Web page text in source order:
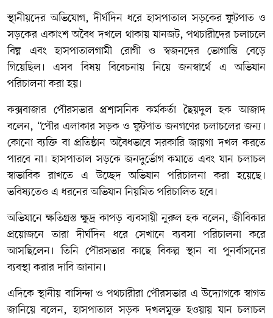
স্থানীয়দের অভিযোগ, দীর্ঘদিন ধরে হাসপাতাল সড়কের ফুটপাত ও
সড়কের একাংশ অবৈধ দখলে থাকায় যানজট, পথচারীদের চলাচলে
বিঘ্ন এবং হাসপাতালগামী রোগী ও স্বজনদের ভোগান্তি বেড়ে
গিয়েছিল। এসব বিষয় বিবেচনায় নিয়ে জনস্বার্থে এ অভিযান
পরিচালনা করা হয়।
কক্সবাজার পৌরসভার প্রশাসনিক কর্মকর্তা ছৈয়দুল হক আজাদ
বলেন, “পৌর এলাকার সড়ক ও ফুটপাত জনগণের চলাচলের জন্য।
কোনো ব্যক্তি বা প্রতিষ্ঠান অবৈধভাবে সরকারি জায়গা দখল করতে
পারবে না। হাসপাতাল সড়কে জনদুর্ভোগ কমাতে এবং যান চলাচল
স্বাভাবিক রাখতে এ উচ্ছেদ অভিযান পরিচালনা করা হয়েছে।
ভবিষ্যতেও এ ধরনের অভিযান নিয়মিত পরিচালিত হবে।
অভিযানে ক্ষতিগ্রস্ত ক্ষুদ্র কাপড় ব্যবসায়ী নুরুল হক বলেন, জীবিকার
প্রয়োজনে তারা দীর্ঘদিন ধরে সেখানে ব্যবসা পরিচালনা করে
আসছিলেন। তিনি পৌরসভার কাছে বিকল্প স্থান বা পুনর্বাসনের
ব্যবস্থা করার দাবি জানান।
এদিকে স্থানীয় বাসিন্দা ও পথচারীরা পৌরসভার এ উদ্যোগকে স্বাগত
জানিয়ে বলেন, হাসপাতাল সড়ক দখলমুক্ত হওয়ায় যান চলাচল